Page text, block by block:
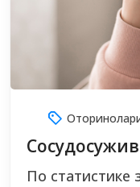
По статистике